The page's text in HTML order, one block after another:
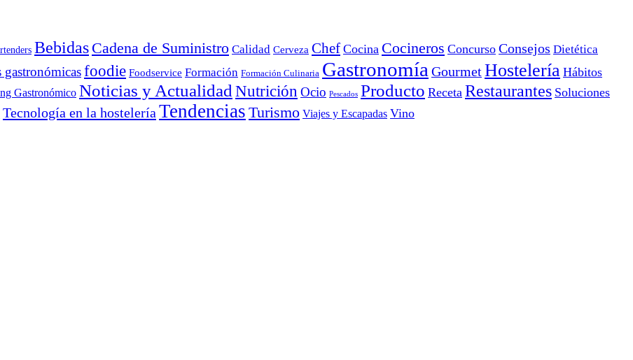
Bebidas Cadena de Suministro Calidad Cerveza Chef Cocina Cocineros Concurso Consejos Dietética
gastronómicasfoodie Foodservice Formación Formación Culinaria Gastronomía GourmetHostelería Hábitos
Gastronómico Noticias y Actualidad Nutrición Ocio Pescados Producto Receta Restaurantes Soluciones
Tecnología en la hostelería Tendencias Turismo Viajes y Escapadas Vino